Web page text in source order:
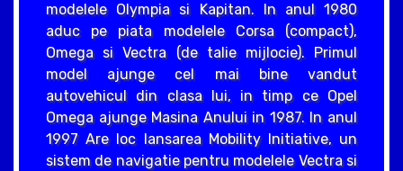
modelele Olympia si Kapitan. In anul 1980
aduc pe piata modelele Corsa (compact),
Omega si Vectra (de talie mijlocie). Primul
model ajunge cel mai bine vandut
autovehicul din clasa lui, in timp ce Opel
Omega ajunge Masina Anului in 1987. In anul
1997 Are loc lansarea Mobility Initiative, un
sistem de navigatie pentru modelele Vectra si